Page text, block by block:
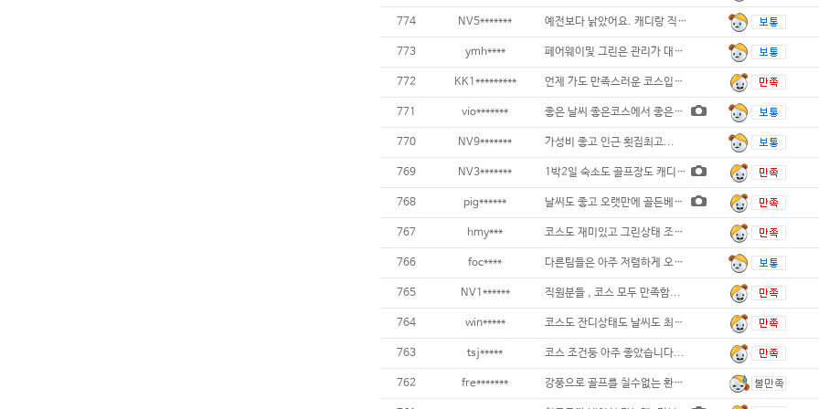
774 NV5******* 예전보다 낡았어요. 캐디랑 직원들의 친절도는
773 ymh**** 페어웨이및 그린은 관리가 대부분 잘되어 있었
772 KK1********* 언제 가도 만족스러운 코스입니다. 주변 먹
771 vio******* 좋은 날씨 좋은코스에서 좋은사람들과 라운
770 NV9******* 가성비 좋고 인근 횟집최고...
769 NV3******* 1박2일 숙소도 골프장도 캐디분들도 너무 맘
768 pig****** 날씨도 좋고 오랫만에 골든베이에 왔는데 라운
767 hmy*** 코스도 재미있고 그린상태 조아요 숙소도 깔끔
766 foc**** 다른팀들은 아주 저렴하게 오신분들도 많은데
765 NV1****** 직원분들 , 코스 모두 만족함...
764 win***** 코스도 잔디상태도 날씨도 최상이였습니다...
763 tsj***** 코스 조건둥 아주 좋았습니다...
762 fre******* 강풍으로 골프를 칠수없는 환경이었는데 취